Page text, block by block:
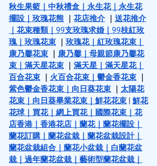
秋生果籃 ｜ 中秋禮盒 ｜ 永生花｜ 永生花
擺設 ｜ 玫瑰花熊 ｜ 花店推介 ｜ 送花推介
｜ 花束種類｜ 99支玫瑰求婚 ｜ 99枝紅玫
瑰｜ 玫瑰花束 ｜ 玫瑰花｜ 紅玫瑰花束 ｜
康乃馨花束 ｜ 康乃馨 ｜ 母親節康乃馨花
束 ｜ 滿天星花束 ｜ 滿天星 ｜ 滿天星花｜
百合花束 ｜ 火百合花束 ｜ 鬱金香花束 ｜
紫色鬱金香花束 ｜ 向日葵花束 ｜ 太陽花
花束 ｜ 向日葵畢業花束 ｜ 鮮花花束 | 鮮花
花球｜ 買花｜ 網上買花｜ 國際花束 ｜ 花
店香港｜ 香港花店 ｜ 蘭花｜ 蘭花擺設 ｜
蘭花訂購 ｜ 蘭花盆栽 ｜ 蘭花盆栽設計｜
蘭花盆栽組合 ｜ 蘭花小盆栽 ｜ 白蘭花盆
栽 ｜ 過年蘭花盆栽 ｜ 藝術型蘭花盆栽 ｜